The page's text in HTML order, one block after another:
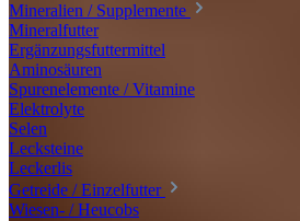
Mineralien / Supplemente
Mineralfutter
Ergänzungsfuttermittel
Aminosäuren
Spurenelemente / Vitamine
Elektrolyte
Selen
Lecksteine
Leckerlis
Getreide / Einzelfutter
Wiesen- / Heucobs